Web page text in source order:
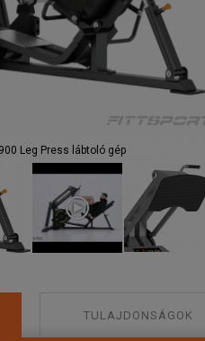
Leg Press lábtoló gép
FB PT
TULAJDONSÁGOK